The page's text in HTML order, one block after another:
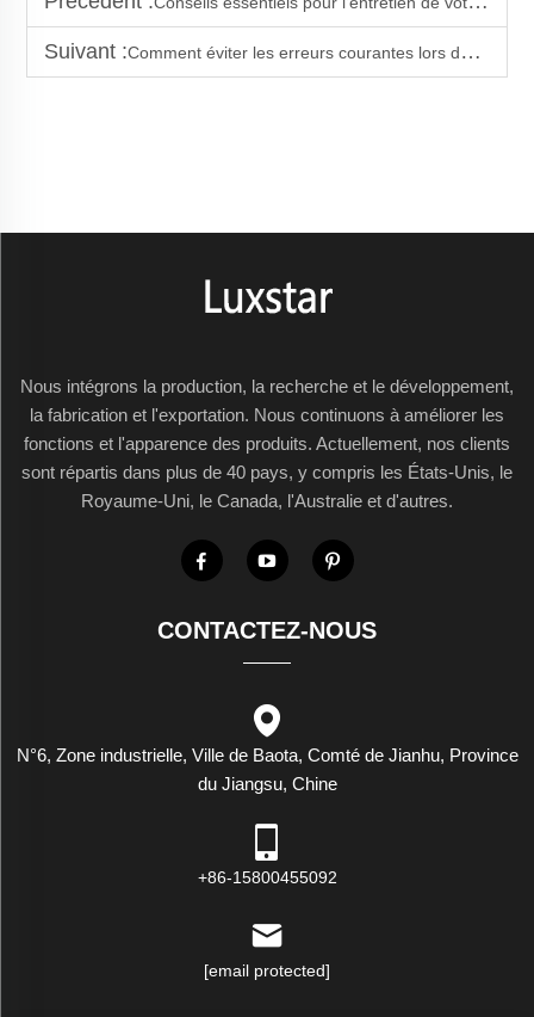
Suivant :Comment éviter les erreurs courantes lors de l'installation d'une cheminée électrique
Nous intégrons la production, la recherche et le développement,
la fabrication et l'exportation. Nous continuons à améliorer les
fonctions et l'apparence des produits. Actuellement, nos clients
sont répartis dans plus de 40 pays, y compris les États-Unis, le
Royaume-Uni, le Canada, l'Australie et d'autres.
CONTACTEZ-NOUS
N°6, Zone industrielle, Ville de Baota, Comté de Jianhu, Province
du Jiangsu, Chine
+86-15800455092
[email protected]